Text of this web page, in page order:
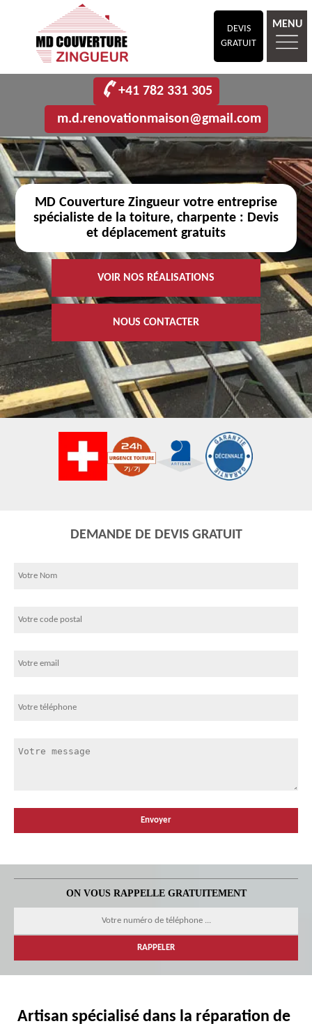
DEVIS
GRATUIT
MENU
+41 782 331 305
m.d.renovationmaison@gmail.com
MD Couverture Zingueur votre entreprise
spécialiste de la toiture, charpente : Devis
et déplacement gratuits
VOIR NOS RÉALISATIONS
NOUS CONTACTER
DEMANDE DE DEVIS GRATUIT
ON VOUS RAPPELLE GRATUITEMENT
Artisan spécialisé dans la réparation de